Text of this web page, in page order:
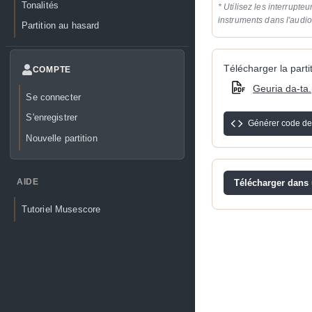
Tonalités
Partition au hasard
COMPTE
Se connecter
S'enregistrer
Nouvelle partition
AIDE
Tutoriel Musescore
* Utilisez les
instruments dans
Télécharger la
Geuria da-
Générer code
Télécharger